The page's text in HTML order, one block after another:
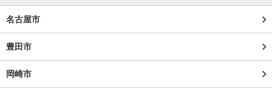
名古屋市
豊田市
岡崎市